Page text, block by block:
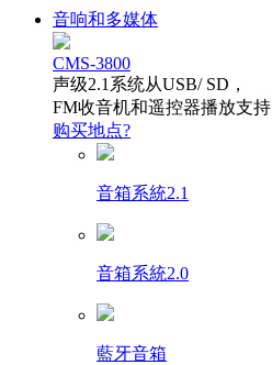
音响和多媒体
CMS-3800
声级2.1系统从USB/ SD，
FM收音机和遥控器播放支持
购买地点?
音箱系統2.1
音箱系統2.0
藍牙音箱